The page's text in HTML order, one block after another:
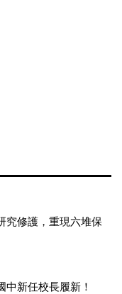
究修護，重現六堆保
新任校長履新！